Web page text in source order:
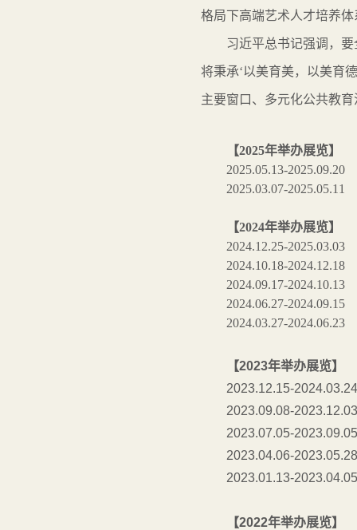
格局下高端艺术人才培养
习近平总书记强调，
将秉承‘以美育美，以美育
主要窗口、多元化公共教
【2025年举办展览】
2025.05.13-
2025.03.07-2025.05.11
【2024年举办展览】
2024.12.25-2025.03.03
2024.10.18-
2024.09.17-
2024.06.27-
2024.03.27-
【2023年举办展览】
2023.12.15-2024.03.24
2023.09.08-2023.12.03
2023.07.05-2023.09.05
2023.04.06-2023.05.28
2023.01.13-2023.04.05
【2022年举办展览】